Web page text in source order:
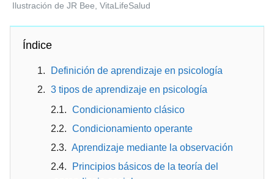
Ilustración de JR Bee, VitaLifeSalud
Índice
Definición de aprendizaje en psicología
3 tipos de aprendizaje en psicología
Condicionamiento clásico
Condicionamiento operante
Aprendizaje mediante la observación
Principios básicos de la teoría del